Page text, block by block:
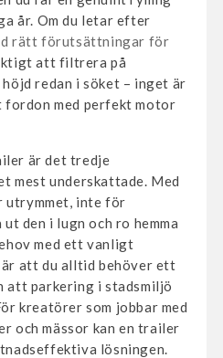
år. Om du letar efter
rätt förutsättningar för
att filtrera på
redan i söket – inget är
med perfekt motor
är det tredje
mest underskattade. Med
utrymmet, inte för
den i lugn och ro hemma
med ett vanligt
att du alltid behöver ett
att parkering i stadsmiljö
kreatörer som jobbar med
och mässor kan en trailer
lösningen.